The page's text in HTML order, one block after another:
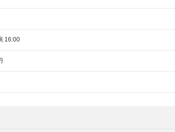
16:00